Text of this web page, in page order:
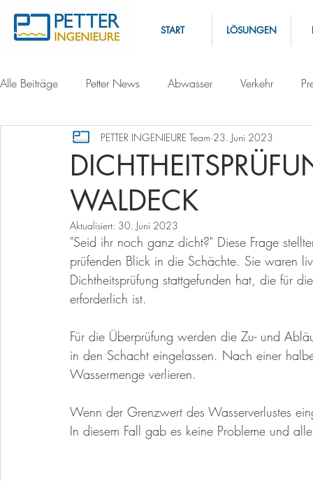
START LÖSUNGEN
Alle Beiträge Petter News Abwasser Verkehr
WALDECK
PETTER INGENIEURE Team 23. Juni 2023
Aktualisiert: 30. Juni 2023
"Seid ihr noch ganz dicht?" Diese Frage
prüfenden Blick in die Schächte. Sie waren
Dichtheitsprüfung stattgefunden hat, die für
erforderlich ist.
Für die Überprüfung werden die Zu- und
in den Schacht eingelassen. Nach einer
Wassermenge verlieren.
Wenn der Grenzwert des Wasserverlustes
In diesem Fall gab es keine Probleme und